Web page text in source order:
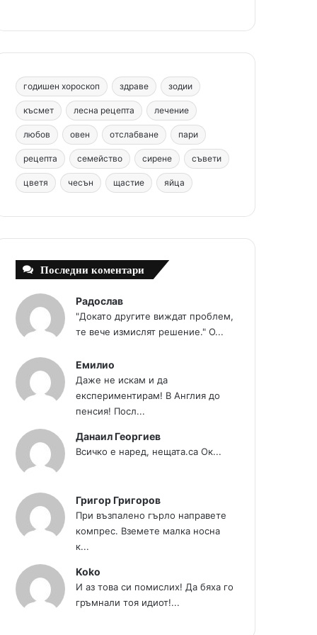
o
o
k
r
e
s
t
b
e
g
r
a
m
m
годишен хороскоп здраве зодии
късмет лесна рецепта лечение
любов овен отслабване пари
рецепта семейство сирене съвети
цветя чесън щастие яйца
Последни коментари
Радослав
"Докато другите виждат проблем,
те вече измислят решение." О...
Емилио
Даже не искам и да
експериментирам! В Англия до
пенсия! Посл...
Данаил Георгиев
Всичко е наред, нещата.са Ок...
Григор Григоров
При възпалено гърло направете
компрес. Вземете малка носна
к...
Koko
И аз това си помислих! Да бяха го
гръмнали тоя идиот!...